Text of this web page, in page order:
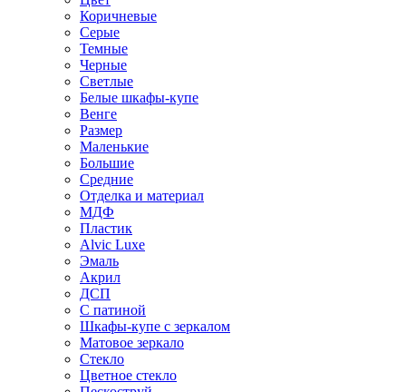
Коричневые
Серые
Темные
Черные
Светлые
Белые шкафы-купе
Венге
Размер
Маленькие
Большие
Средние
Отделка и материал
МДФ
Пластик
Alvic Luxe
Эмаль
Акрил
ДСП
С патиной
Шкафы-купе с зеркалом
Матовое зеркало
Стекло
Цветное стекло